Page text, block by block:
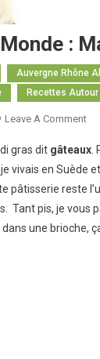
:
Auvergne Rhône
Recettes Autour
Leave A CommentOn
Du
:
gras dit gâteaux
vivais en Suède
pâtisserie reste
Tant pis, je
une brioche,